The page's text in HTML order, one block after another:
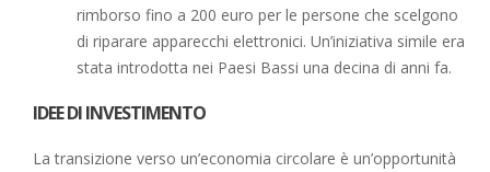
rimborso fino a 200 euro per le persone che scelgono
di riparare apparecchi elettronici. Un’iniziativa simile era
stata introdotta nei Paesi Bassi una decina di anni fa.
IDEE DI INVESTIMENTO
La transizione verso un’economia circolare è un’opportunità